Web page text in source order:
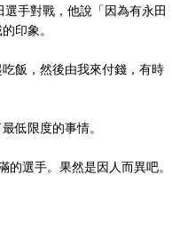
手對戰，他說「因為有永田
印象。
飯，然後由我來付錢，有時
低限度的事情。
選手。果然是因人而異吧。